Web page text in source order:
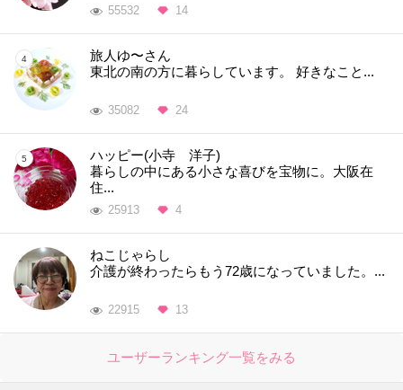
55532 14
旅人ゆ〜さん
東北の南の方に暮らしています。 好きなこと...
35082 24
ハッピー(小寺 洋子)
暮らしの中にある小さな喜びを宝物に。大阪在
住...
25913 4
ねこじゃらし
介護が終わったらもう72歳になっていました。...
22915 13
ユーザーランキング一覧をみる